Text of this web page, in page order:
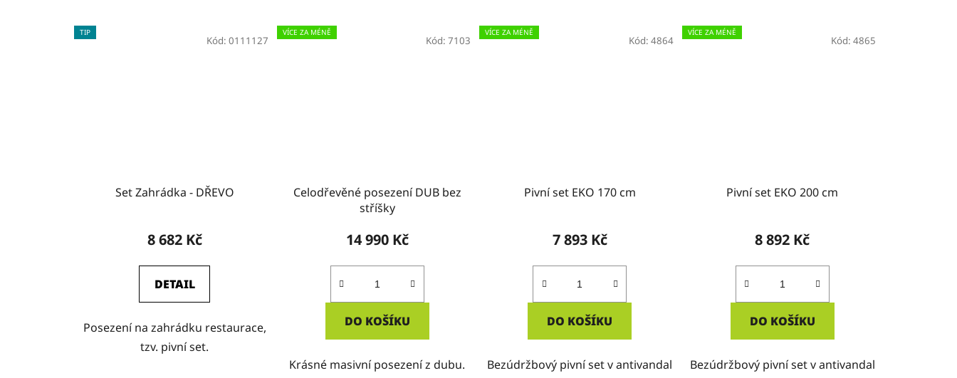
TIP
Set Zahrádka - DŘEVO
8 682 Kč
DETAIL
Posezení na zahrádku restaurace,
tzv. pivní set.
Kód: 0111127
VÍCE ZA MÉNĚ
Celodřevěné posezení DUB bez
stříšky
14 990 Kč
DO KOŠÍKU
Krásné masivní posezení z dubu.
Kód: 7103
VÍCE ZA MÉNĚ
Pivní set EKO 170 cm
7 893 Kč
DO KOŠÍKU
Bezúdržbový pivní set v antivandal
Kód: 4864
VÍCE ZA MÉNĚ
Pivní set EKO 200 cm
8 892 Kč
DO KOŠÍKU
Bezúdržbový pivní set v antivandal
Kód: 4865